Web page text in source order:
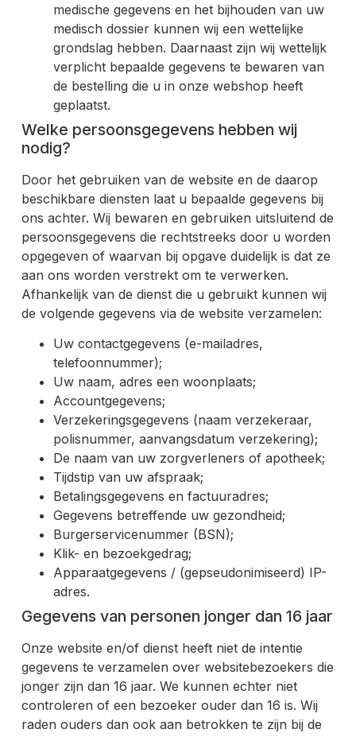
medische gegevens en het bijhouden van uw
medisch dossier kunnen wij een wettelijke
grondslag hebben. Daarnaast zijn wij wettelijk
verplicht bepaalde gegevens te bewaren van
de bestelling die u in onze webshop heeft
geplaatst.
Welke persoonsgegevens hebben wij
nodig?
Door het gebruiken van de website en de daarop
beschikbare diensten laat u bepaalde gegevens bij
ons achter. Wij bewaren en gebruiken uitsluitend de
persoonsgegevens die rechtstreeks door u worden
opgegeven of waarvan bij opgave duidelijk is dat ze
aan ons worden verstrekt om te verwerken.
Afhankelijk van de dienst die u gebruikt kunnen wij
de volgende gegevens via de website verzamelen:
Uw contactgegevens (e-mailadres,
telefoonnummer);
Uw naam, adres een woonplaats;
Accountgegevens;
Verzekeringsgegevens (naam verzekeraar,
polisnummer, aanvangsdatum verzekering);
De naam van uw zorgverleners of apotheek;
Tijdstip van uw afspraak;
Betalingsgegevens en factuuradres;
Gegevens betreffende uw gezondheid;
Burgerservicenummer (BSN);
Klik- en bezoekgedrag;
Apparaatgegevens / (gepseudonimiseerd) IP-
adres.
Gegevens van personen jonger dan 16 jaar
Onze website en/of dienst heeft niet de intentie
gegevens te verzamelen over websitebezoekers die
jonger zijn dan 16 jaar. We kunnen echter niet
controleren of een bezoeker ouder dan 16 is. Wij
raden ouders dan ook aan betrokken te zijn bij de